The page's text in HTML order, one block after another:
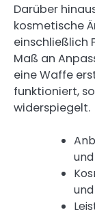
Darüber
kosmetische
einschließlich
Maß an
eine Waffe
funktioniert,
widerspiegelt.